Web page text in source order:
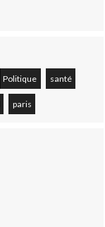
Politique santé
paris